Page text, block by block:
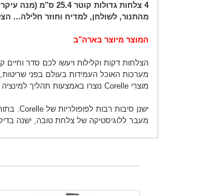
4 צלחות גדולות קוטר 25.4 ס"מ (מנה עיקרית), 4 צלחות קטנות קוטר 15.24 ס"מ (מנה אחרונה)
מהתנור, לשולחן, למדיח וחוזר חלילה...
המוצר מיוצר בארה"ב
הצלחות דקות וקלילות ויעשו לכם סדר וחיים
מערכות האוכל העמידות בעולם בפני
מוצרי Corelle נוצרו באמצעות תהליך למינציה זכוכית מיוחדת, שתי שכבות "עור" של זכוכית על שכבה לבנה או שכבת בז' "ליבה". טכניקת קניינית זו הנה ייחודית לCorelle.
ישנן סיבות רבות לפופולריות של Corelle. בתור התחלה, הם עושים מוצר איכותי נמשך ועם השנים שוקדים על שיפורים.
מעבר ללוגיסטיקה של צלחת טובה, ישנה